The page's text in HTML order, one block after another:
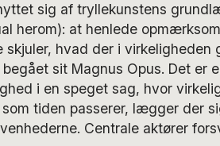
sig af tryllekunstens
herom): at henlede
hvad der i virkeligheden
sit Magnus Opus. Det er
i en speget sag, hvor
tiden passerer, lægger der
Centrale aktører